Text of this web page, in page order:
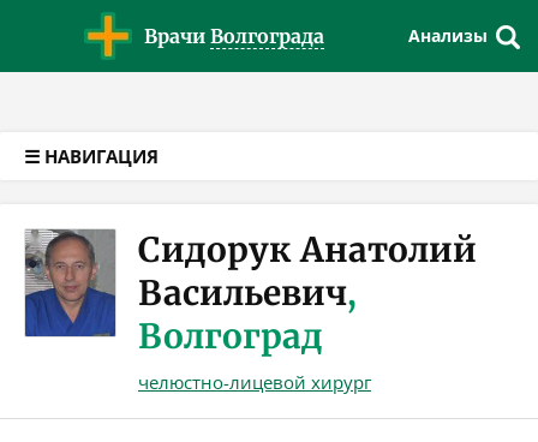
Врачи Волгограда Анализы
☰ НАВИГАЦИЯ
Сидорук Анатолий
Васильевич,
Волгоград
челюстно-лицевой хирург